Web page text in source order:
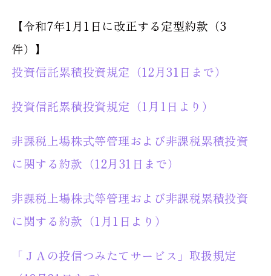
【令和7年1月1日に改正する定型約款（3
件）】
投資信託累積投資規定（12月31日まで）
投資信託累積投資規定（1月1日より）
非課税上場株式等管理および非課税累積投資
に関する約款（12月31日まで）
非課税上場株式等管理および非課税累積投資
に関する約款（1月1日より）
「ＪＡの投信つみたてサービス」取扱規定